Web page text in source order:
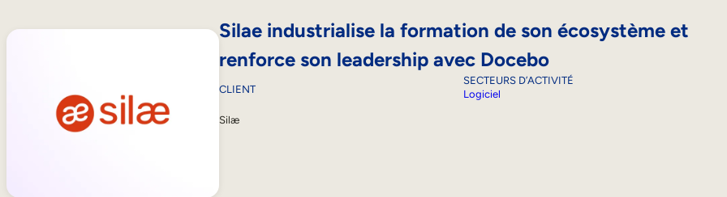
Silae industrialise la formation de son écosystème et
renforce son leadership avec Docebo
CLIENT
Silæ
SECTEURS D’ACTIVITÉ
Logiciel